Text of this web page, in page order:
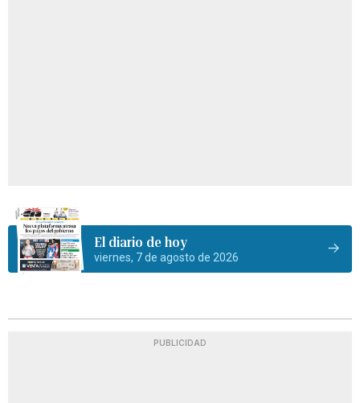
El diario de hoy
viernes, 7 de agosto de 2026
PUBLICIDAD